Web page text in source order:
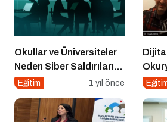
Okullar ve Üniversiteler
Neden Siber Saldırıların
Hedefinde?
Eğitim 1 yıl önce